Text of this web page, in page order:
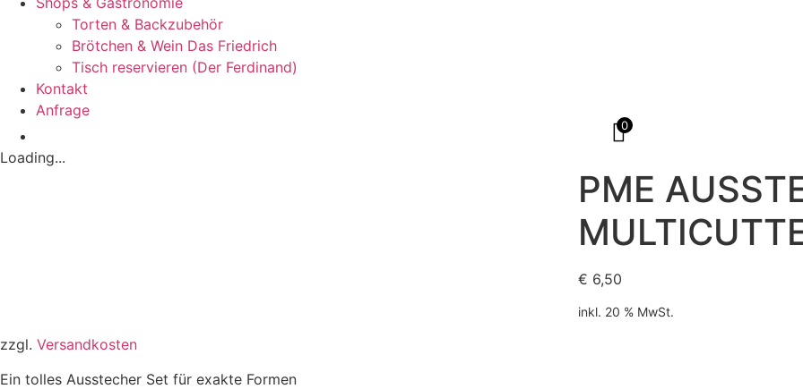
Torten & Backzubehör
Brötchen & Wein Das Friedrich
Tisch reservieren (Der Ferdinand)
Kontakt
Anfrage
0
Loading...
PME
€ 6,50
inkl. 20 % MwSt.
zzgl. Versandkosten
Ein tolles Ausstecher Set für exakte Formen